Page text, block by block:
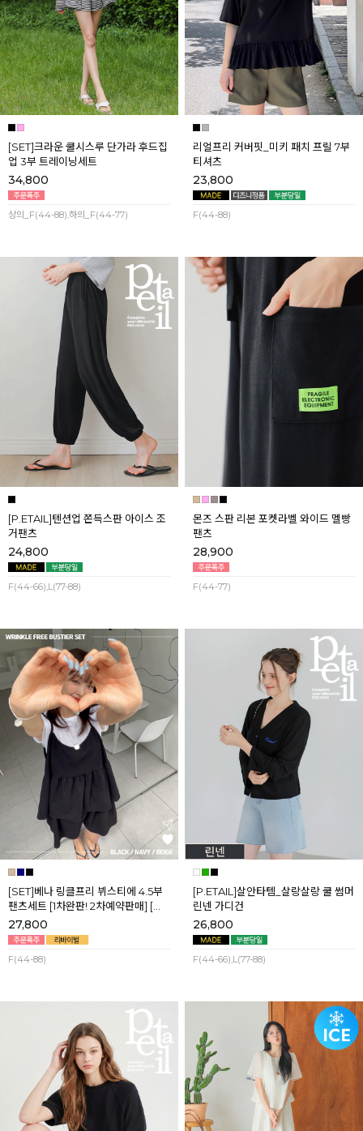
[SET]크라운 쿨시스루 단가라 후드집
업 3부 트레이닝세트
34,800
상의_F(44-88),하의_F(44-77)
리얼프리 커버핏_미키 패치 프릴 7부
티셔츠
23,800
F(44-88)
[P.ETAIL]텐션업 쫀득스판 아이스 조
거팬츠
24,800
F(44-66),L(77-88)
몬즈 스판 리본 포켓라벨 와이드 멜빵
팬츠
28,900
F(44-77)
[SET]베나 링클프리 뷔스티에 4.5부
팬츠세트 [1차완판! 2차예약판매] [네
이비,블랙] 8월셋째주 순차배송
27,800
F(44-88)
[P.ETAIL]살안타템_살랑살랑 쿨 썸머
린넨 가디건
26,800
F(44-66),L(77-88)